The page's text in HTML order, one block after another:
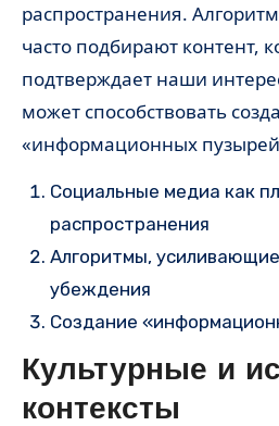
распространения.
часто подбирают контент,
подтверждает наши
может способствовать
«информационных
Социальные медиа как
распространения
Алгоритмы,
убеждения
Создание
Культурные и
контексты